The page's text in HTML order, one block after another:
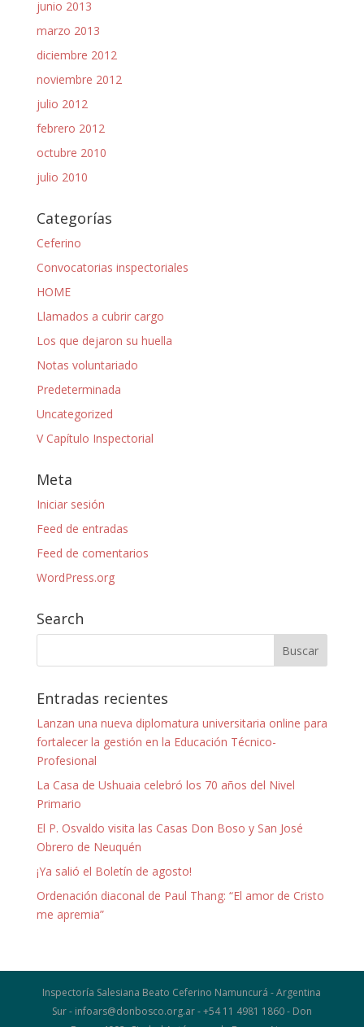
junio 2013
marzo 2013
diciembre 2012
noviembre 2012
julio 2012
febrero 2012
octubre 2010
julio 2010
Categorías
Ceferino
Convocatorias inspectoriales
HOME
Llamados a cubrir cargo
Los que dejaron su huella
Notas voluntariado
Predeterminada
Uncategorized
V Capítulo Inspectorial
Meta
Iniciar sesión
Feed de entradas
Feed de comentarios
WordPress.org
Search
Entradas recientes
Lanzan una nueva diplomatura universitaria online para
fortalecer la gestión en la Educación Técnico-
Profesional
La Casa de Ushuaia celebró los 70 años del Nivel
Primario
El P. Osvaldo visita las Casas Don Boso y San José
Obrero de Neuquén
¡Ya salió el Boletín de agosto!
Ordenación diaconal de Paul Thang: “El amor de Cristo
me apremia”
Inspectoría Salesiana Beato Ceferino Namuncurá - Argentina
Sur - infoars@donbosco.org.ar - +54 11 4981 1860 - Don